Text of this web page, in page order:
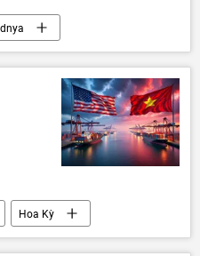
Malaysia
Nam Á
Hoa Kỳ